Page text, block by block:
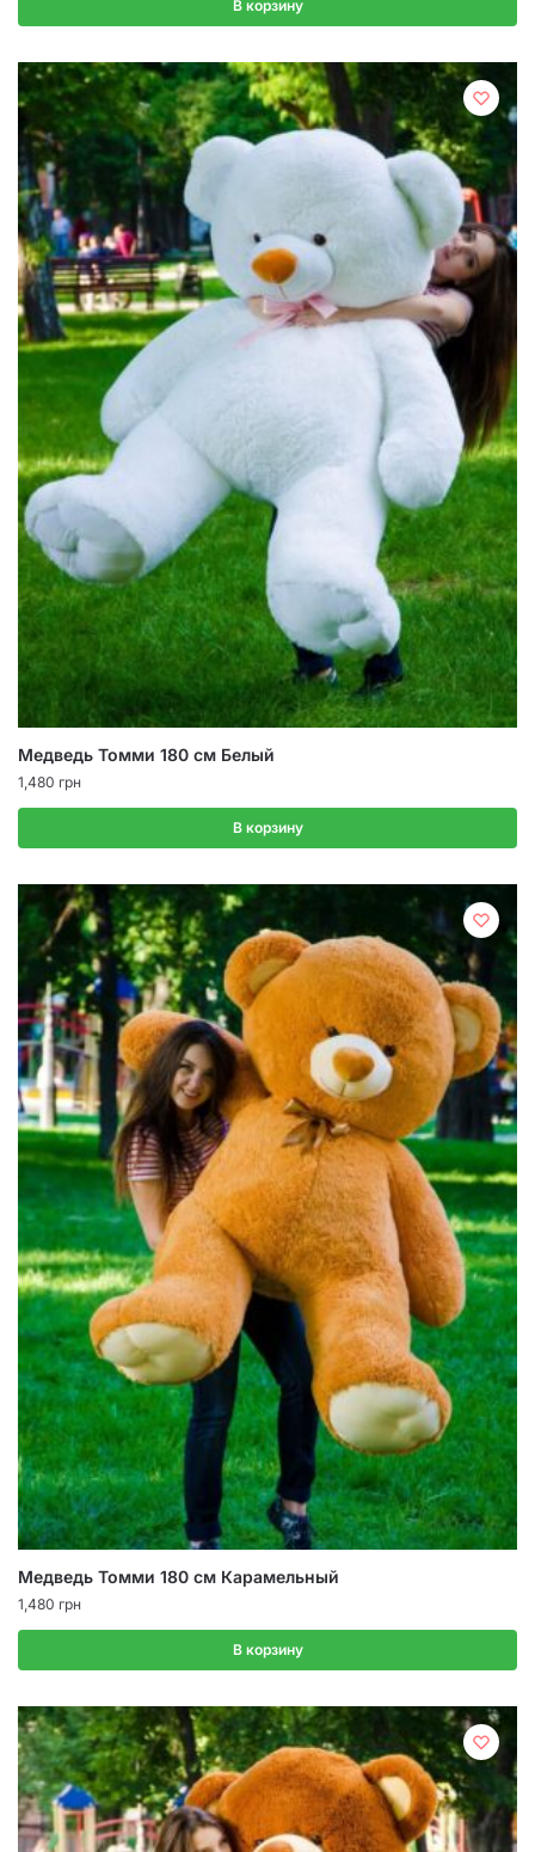
В корзину
Медведь Томми 180 см Белый
1,480 грн
В корзину
Медведь Томми 180 см Карамельный
1,480 грн
В корзину